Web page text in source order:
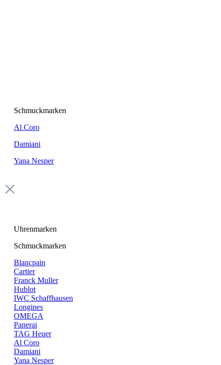
Schmuckmarken
Al Coro
Damiani
Yana Nesper
Uhrenmarken
Schmuckmarken
Blancpain
Cartier
Franck Muller
Hublot
IWC Schaffhausen
Longines
OMEGA
Panerai
TAG Heuer
Al Coro
Damiani
Yana Nesper